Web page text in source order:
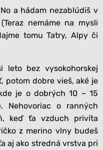
a hádam nezablúdiš v
nemáme na mysli
tomu Tatry, Alpy či
bez vysokohorskej
potom dobre vieš, aké je
je o dobrých 10 – 15
Nehovoriac o ranných
keď ťa vzduch privíta
z merino vlny budeš
aj ako stredná vrstva pri